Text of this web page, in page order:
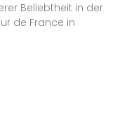
Beliebtheit in der
de France in